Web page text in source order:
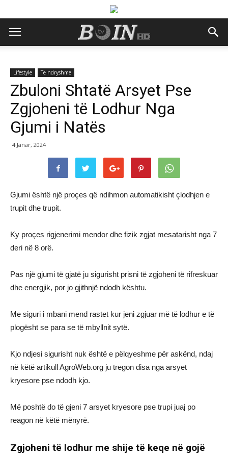
Lifestyle Te ndryshme
Zbuloni Shtatë Arsyet Pse
Zgjoheni të Lodhur Nga
Gjumi i Natës
4 Janar, 2024
Gjumi është një proçes që ndihmon automatikisht çlodhjen e
trupit dhe trupit.
Ky proçes rigjenerimi mendor dhe fizik zgjat mesatarisht nga 7
deri në 8 orë.
Pas një gjumi të gjatë ju sigurisht prisni të zgjoheni të rifreskuar
dhe energjik, por jo gjithnjë ndodh kështu.
Me siguri i mbani mend rastet kur jeni zgjuar më të lodhur e të
plogësht se para se të mbyllnit sytë.
Kjo ndjesi sigurisht nuk është e pëlqyeshme për askënd, ndaj
në këtë artikull AgroWeb.org ju tregon disa nga arsyet
kryesore pse ndodh kjo.
Më poshtë do të gjeni 7 arsyet kryesore pse trupi juaj po
reagon në këtë mënyrë.
Zgjoheni të lodhur me shije të keqe në gojë